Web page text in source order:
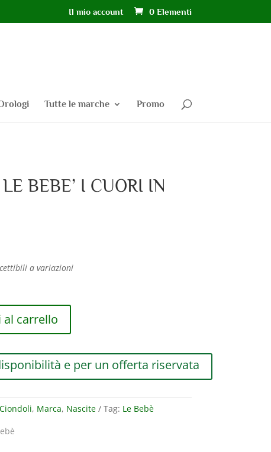
Il mio account 0 Elementi
Tutte le marche Promo
BEBE’ I CUORI IN
a variazioni
al carrello
e per un offerta riservata
Ciondoli, Marca, Nascite Tag: Le Bebè